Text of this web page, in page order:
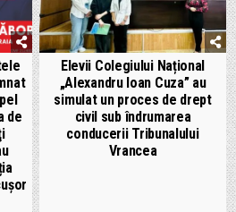
de
Elevii Colegiului Național
„Alexandru Ioan Cuza” au
simulat un proces de drept
civil sub îndrumarea
conducerii Tribunalului
Vrancea